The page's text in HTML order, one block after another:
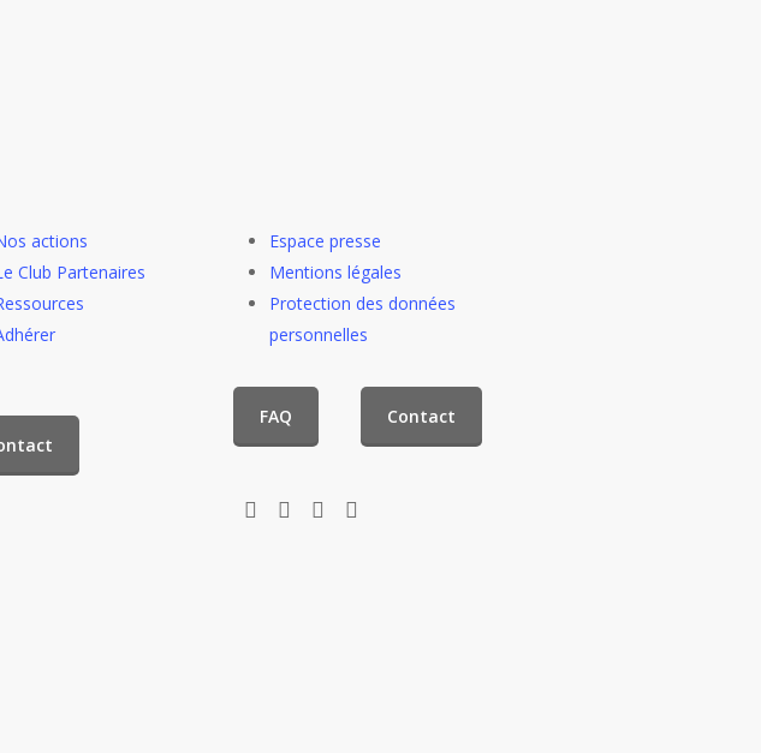
actions
Club Partenaires
Espace presse
Mentions légales
Protection des données
personnelles
FAQ Contact